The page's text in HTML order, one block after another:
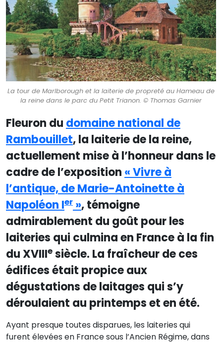
La tour de Marlborough et la laiterie de propreté au Hameau de
la reine dans le parc du Petit Trianon. © Thomas Garnier
Fleuron du domaine national de
Rambouillet, la laiterie de la reine,
actuellement mise à l’honneur dans le
cadre de l’exposition « Vivre à
l’antique, de Marie-Antoinette à
Napoléon Ier », témoigne
admirablement du goût pour les
laiteries qui culmina en France à la fin
du XVIIIe siècle. La fraîcheur de ces
édifices était propice aux
dégustations de laitages qui s’y
déroulaient au printemps et en été.
Ayant presque toutes disparues, les laiteries qui
furent élevées en France sous l’Ancien Régime, dans